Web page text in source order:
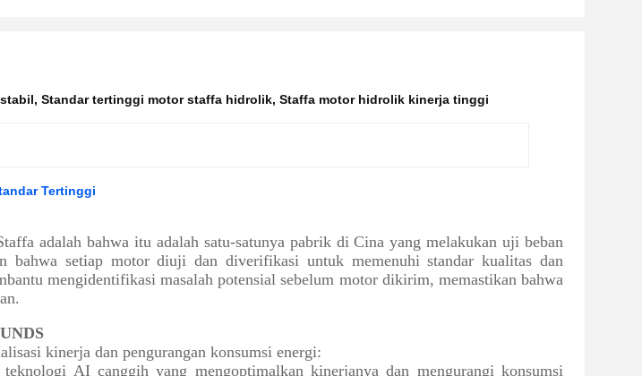
, Standar tertinggi motor staffa hidrolik, Staffa motor hidrolik kinerja tinggi
Tertinggi
adalah bahwa itu adalah satu-satunya pabrik di Cina yang melakukan uji beban
bahwa setiap motor diuji dan diverifikasi untuk memenuhi standar kualitas dan
mengidentifikasi masalah potensial sebelum motor dikirim, memastikan bahwa
kinerja dan pengurangan konsumsi energi:
AI canggih yang mengoptimalkan kinerjanya dan mengurangi konsumsi